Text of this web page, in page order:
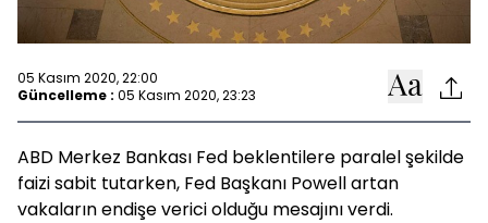
05 Kasım 2020, 22:00
Güncelleme : 05 Kasım 2020, 23:23
ABD Merkez Bankası Fed beklentilere paralel şekilde
faizi sabit tutarken, Fed Başkanı Powell artan
vakaların endişe verici olduğu mesajını verdi.